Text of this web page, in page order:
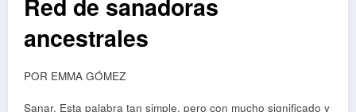
Red de sanadoras
ancestrales
POR EMMA GÓMEZ
Sanar. Esta palabra tan simple, pero con mucho significado y